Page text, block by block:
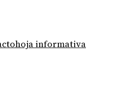
hoja informativa